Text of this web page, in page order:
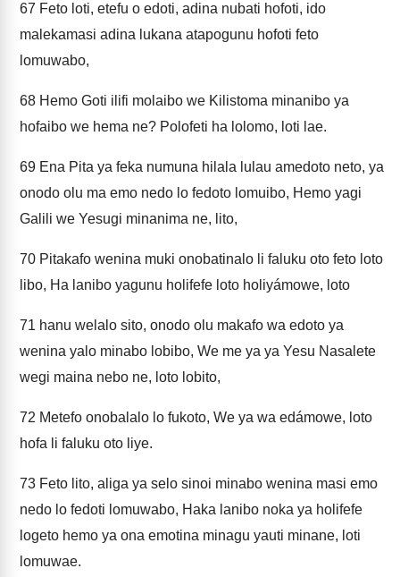
67 Feto loti, etefu o edoti, adina nubati hofoti, ido
malekamasi adina lukana atapogunu hofoti feto
lomuwabo,
68 Hemo Goti ilifi molaibo we Kilistoma minanibo ya
hofaibo we hema ne? Polofeti ha lolomo, loti lae.
69 Ena Pita ya feka numuna hilala lulau amedoto neto, ya
onodo olu ma emo nedo lo fedoto lomuibo, Hemo yagi
Galili we Yesugi minanima ne, lito,
70 Pitakafo wenina muki onobatinalo li faluku oto feto loto
libo, Ha lanibo yagunu holifefe loto holiyámowe, loto
71 hanu welalo sito, onodo olu makafo wa edoto ya
wenina yalo minabo lobibo, We me ya ya Yesu Nasalete
wegi maina nebo ne, loto lobito,
72 Metefo onobalalo lo fukoto, We ya wa edámowe, loto
hofa li faluku oto liye.
73 Feto lito, aliga ya selo sinoi minabo wenina masi emo
nedo lo fedoti lomuwabo, Haka lanibo noka ya holifefe
logeto hemo ya ona emotina minagu yauti minane, loti
lomuwae.